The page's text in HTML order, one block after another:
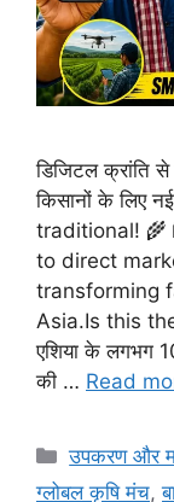
डिजिटल क्रांति से
किसानों के लिए
traditional!
to direct
transforming
Asia.Is this
एशिया के लगभग
की … Read
उपकरण और
ग्लोबल कृषि मंच,